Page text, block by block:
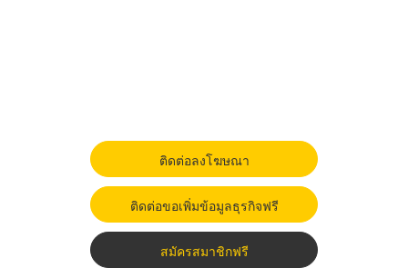
ติดต่อลงโฆษณา
ติดต่อขอเพิ่มข้อมูลธุรกิจฟรี
สมัครสมาชิกฟรี